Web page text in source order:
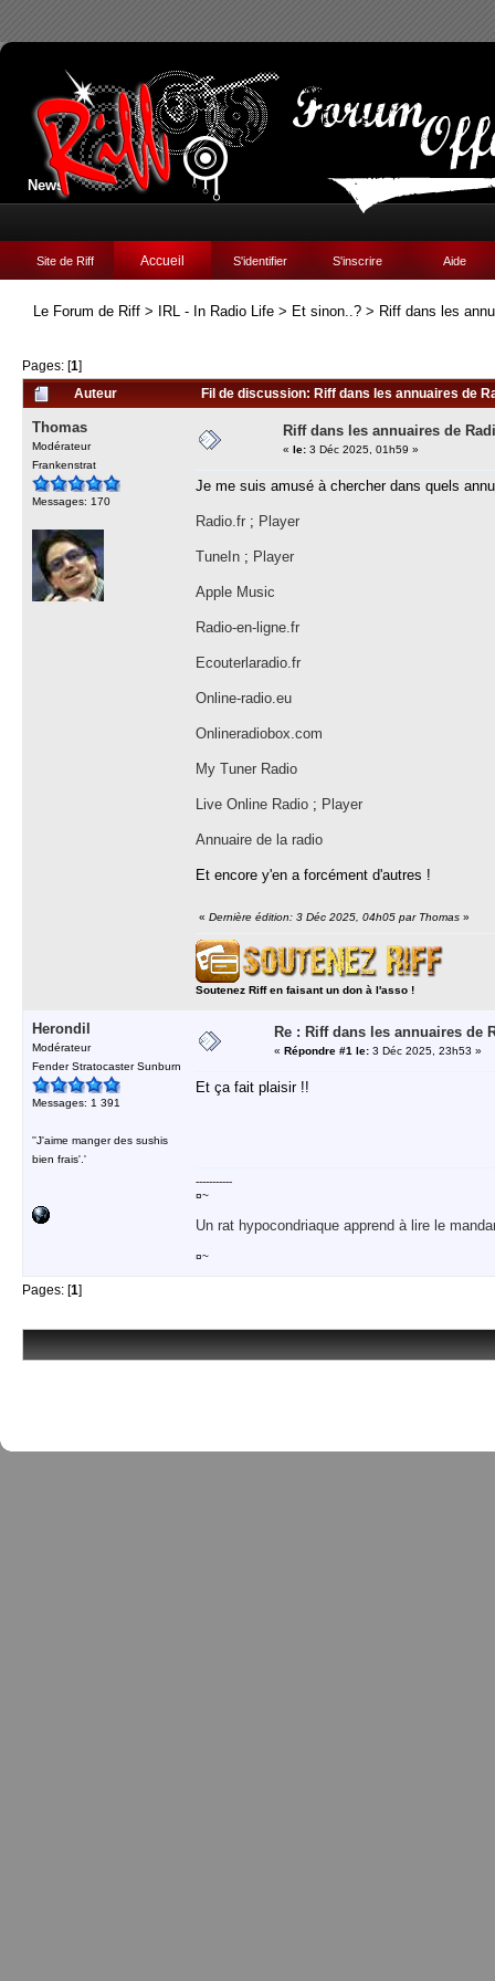
News:
Site de Riff Accueil S'identifier S'inscrire Aide
Le Forum de Riff > IRL - In Radio Life > Et sinon..? > Riff dans les
Pages: [1]
Auteur
Fil de discussion: Riff dans les annuaires de
Thomas
Modérateur
Frankenstrat
Messages: 170
Riff dans les annuaires de
« le: 3 Déc 2025, 01h59 »
Je me suis amusé à chercher dans quels
Radio.fr ; Player
TuneIn ; Player
Apple Music
Radio-en-ligne.fr
Ecouterlaradio.fr
Online-radio.eu
Onlineradiobox.com
My Tuner Radio
Live Online Radio ; Player
Annuaire de la radio
Et encore y'en a forcément d'autres !
« Dernière édition: 3 Déc 2025, 04h05 par Thomas »
Soutenez Riff en faisant un don à l'asso !
Herondil
Modérateur
Fender Stratocaster Sunburn
Messages: 1 391
''J'aime manger des sushis
bien frais'.'
Re : Riff dans les annuaires de
« Répondre #1 le: 3 Déc 2025, 23h53 »
Et ça fait plaisir !!
-----------
¤~
Un rat hypocondriaque apprend à lire le
¤~
Pages: [1]